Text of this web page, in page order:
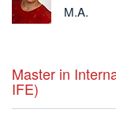
M.A.
Master in
IFE)